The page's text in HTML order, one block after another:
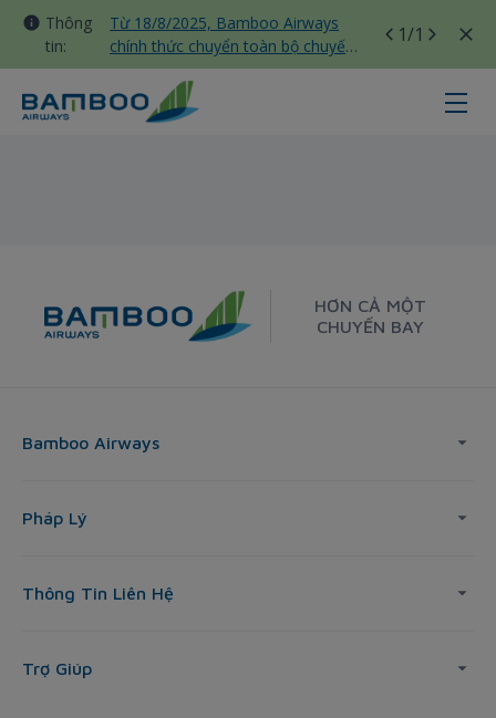
Thông
tin:
Từ 18/8/2025, Bamboo Airways
chính thức chuyển toàn bộ chuyến
bay nội địa sang nhà ga T3 Tân
Sơn Nhất
1/1
HƠN CẢ MỘT
CHUYẾN BAY
Bamboo Airways
Pháp Lý
Thông Tin Liên Hệ
Trợ Giúp